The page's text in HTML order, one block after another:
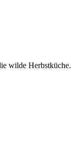
wilde Herbstküche.